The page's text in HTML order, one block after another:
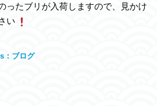
ったブリが入荷しますので、見かけ
い
： ブログ